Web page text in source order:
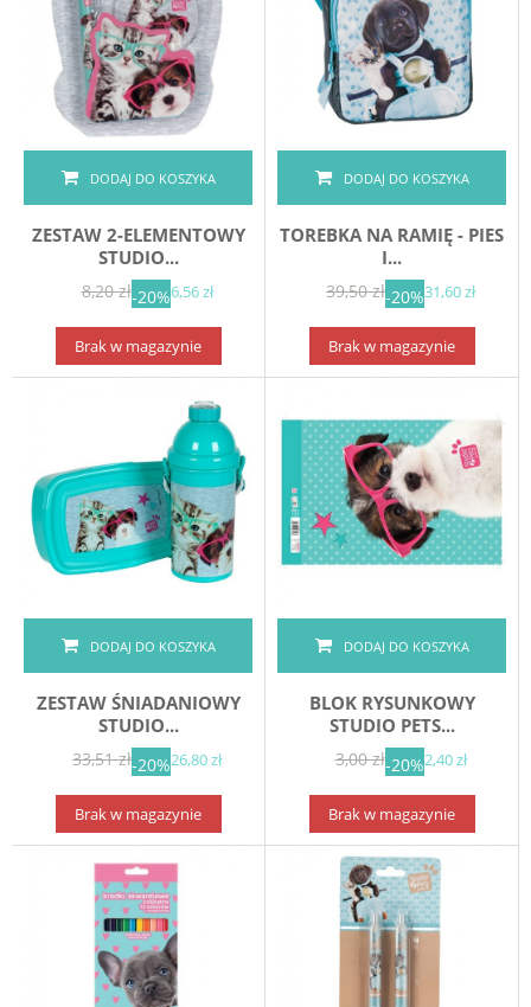
DODAJ DO KOSZYKA
ZESTAW 2-ELEMENTOWY
STUDIO...
8,20 zł-20%6,56 zł
Brak w magazynie
DODAJ DO KOSZYKA
TOREBKA NA RAMIĘ - PIES
I...
39,50 zł-20%31,60 zł
Brak w magazynie
DODAJ DO KOSZYKA
ZESTAW ŚNIADANIOWY
STUDIO...
33,51 zł-20%26,80 zł
Brak w magazynie
DODAJ DO KOSZYKA
BLOK RYSUNKOWY
STUDIO PETS...
3,00 zł-20%2,40 zł
Brak w magazynie